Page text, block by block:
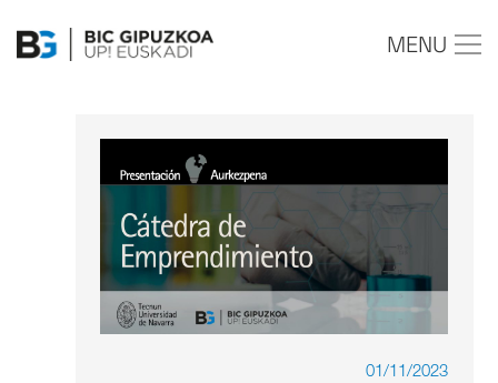
MENU
01/11/2023